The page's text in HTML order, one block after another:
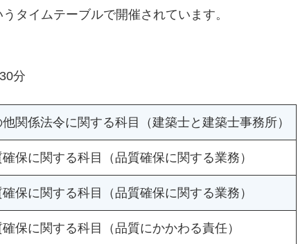
うタイムテーブルで開催されています。
分
関係法令に関する科目（建築士と建築士事務所）
保に関する科目（品質確保に関する業務）
保に関する科目（品質確保に関する業務）
保に関する科目（品質にかかわる責任）